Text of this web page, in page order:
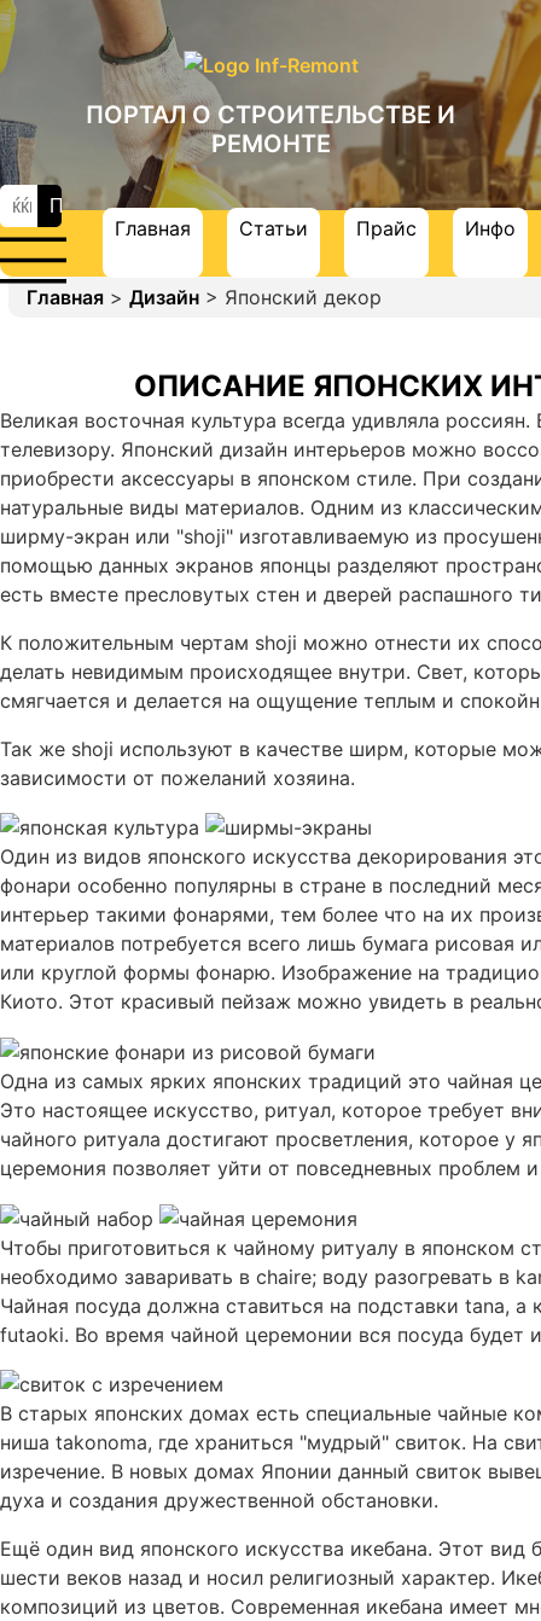
ПОРТАЛ О СТРОИТЕЛЬСТВЕ И
РЕМОНТЕ
Главная Статьи Прайс Инфо
Главная > Дизайн > Японский декор
ОПИСАНИЕ ЯПОНСКИХ
Великая восточная культура всегда удивляла
телевизору. Японский дизайн интерьеров можно
приобрести аксессуары в японском стиле. При
натуральные виды материалов. Одним из
ширму-экран или "shoji" изготавливаемую из
помощью данных экранов японцы разделяют
есть вместе пресловутых стен и дверей распашного
К положительным чертам shoji можно отнести их
делать невидимым происходящее внутри. Свет,
смягчается и делается на ощущение теплым и
Так же shoji используют в качестве ширм, которые
зависимости от пожеланий хозяина.
Один из видов японского искусства декорирования
фонари особенно популярны в стране в последний
интерьер такими фонарями, тем более что на их
материалов потребуется всего лишь бумага рисовая
или круглой формы фонарю. Изображение на
Киото. Этот красивый пейзаж можно увидеть в
Одна из самых ярких японских традиций это чайная
Это настоящее искусство, ритуал, которое требует
чайного ритуала достигают просветления, которое у
церемония позволяет уйти от повседневных проблем
Чтобы приготовиться к чайному ритуалу в японском
необходимо заваривать в chaire; воду разогревать в
Чайная посуда должна ставиться на подставки tana,
futaoki. Во время чайной церемонии вся посуда будет
В старых японских домах есть специальные чайные
ниша takonoma, где храниться "мудрый" свиток. На
изречение. В новых домах Японии данный свиток
духа и создания дружественной обстановки.
Ещё один вид японского искусства икебана. Этот
шести веков назад и носил религиозный характер.
композиций из цветов. Современная икебана имеет